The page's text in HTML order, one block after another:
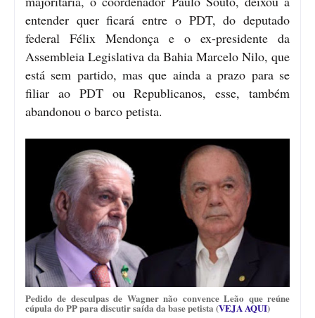
entender quer ficará entre o PDT, do deputado
federal Félix Mendonça e o ex-presidente da
Assembleia Legislativa da Bahia Marcelo Nilo, que
está sem partido, mas que ainda a prazo para se
filiar ao PDT ou Republicanos, esse, também
abandonou o barco petista.
Pedido de desculpas de Wagner não convence Leão que reúne
cúpula do PP para discutir saída da base petista (VEJA AQUI)